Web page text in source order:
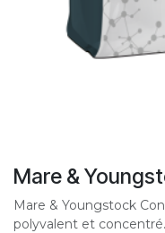
Mare &
Mare & Youngstock
polyvalent et